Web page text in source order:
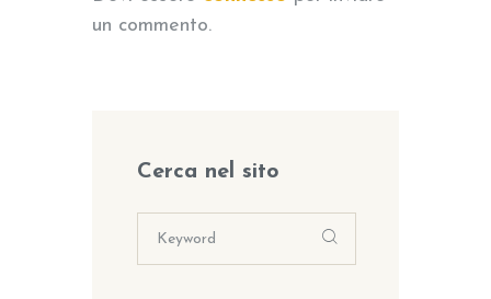
un commento.
Cerca nel sito